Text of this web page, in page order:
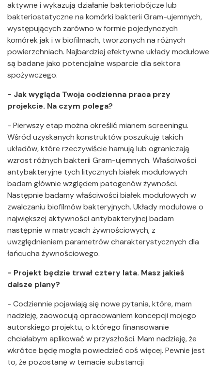
aktywne i wykazują działanie bakteriobójcze lub
bakteriostatyczne na komórki bakterii Gram-ujemnych,
występujących zarówno w formie pojedynczych
komórek jak i w biofilmach, tworzonych na różnych
powierzchniach. Najbardziej efektywne układy modułowe
są badane jako potencjalne wsparcie dla sektora
spożywczego.
- Jak wygląda Twoja codzienna praca przy
projekcie. Na czym polega?
- Pierwszy etap można określić mianem screeningu.
Wśród uzyskanych konstruktów poszukuję takich
układów, które rzeczywiście hamują lub ograniczają
wzrost różnych bakterii Gram-ujemnych. Właściwości
antybakteryjne tych litycznych białek modułowych
badam głównie względem patogenów żywności.
Następnie badamy właściwości białek modułowych w
zwalczaniu biofilmów bakteryjnych. Układy modułowe o
największej aktywności antybakteryjnej badam
następnie w matrycach żywnościowych, z
uwzględnieniem parametrów charakterystycznych dla
łańcucha żywnościowego.
- Projekt będzie trwał cztery lata. Masz jakieś
dalsze plany?
- Codziennie pojawiają się nowe pytania, które, mam
nadzieję, zaowocują opracowaniem koncepcji mojego
autorskiego projektu, o którego finansowanie
chciałabym aplikować w przyszłości. Mam nadzieję, że
wkrótce będę mogła powiedzieć coś więcej. Pewnie jest
to, że pozostanę w temacie substancji